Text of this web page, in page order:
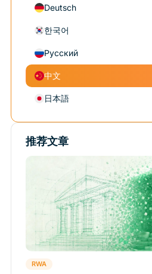
Deutsch
한국어
Русский
中文
日本語
推荐文章
RWA